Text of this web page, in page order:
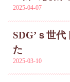
2025-04-07
SDG’ｓ世
た
2025-03-10